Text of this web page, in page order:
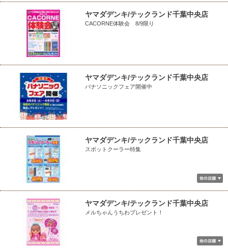
ヤマダデンキ/テックランド千葉中央店
CACORNE体験会 8/9限り
ヤマダデンキ/テックランド千葉中央店
パナソニックフェア開催中
ヤマダデンキ/テックランド千葉中央店
スポットクーラー特集
ヤマダデンキ/テックランド千葉中央店
メルちゃんうちわプレゼント！